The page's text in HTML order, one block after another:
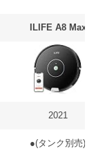
ILIFE A8 Max
2021
●(タンク別売)